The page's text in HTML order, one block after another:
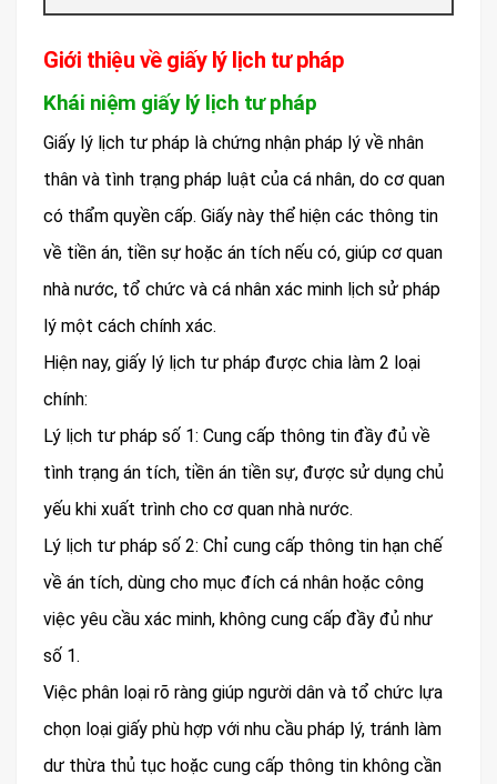
Giới thiệu về giấy lý lịch tư pháp
Khái niệm giấy lý lịch tư pháp
Giấy lý lịch tư pháp là chứng nhận pháp lý về nhân
thân và tình trạng pháp luật của cá nhân, do cơ quan
có thẩm quyền cấp. Giấy này thể hiện các thông tin
về tiền án, tiền sự hoặc án tích nếu có, giúp cơ quan
nhà nước, tổ chức và cá nhân xác minh lịch sử pháp
lý một cách chính xác.
Hiện nay, giấy lý lịch tư pháp được chia làm 2 loại
chính:
Lý lịch tư pháp số 1: Cung cấp thông tin đầy đủ về
tình trạng án tích, tiền án tiền sự, được sử dụng chủ
yếu khi xuất trình cho cơ quan nhà nước.
Lý lịch tư pháp số 2: Chỉ cung cấp thông tin hạn chế
về án tích, dùng cho mục đích cá nhân hoặc công
việc yêu cầu xác minh, không cung cấp đầy đủ như
số 1.
Việc phân loại rõ ràng giúp người dân và tổ chức lựa
chọn loại giấy phù hợp với nhu cầu pháp lý, tránh làm
dư thừa thủ tục hoặc cung cấp thông tin không cần